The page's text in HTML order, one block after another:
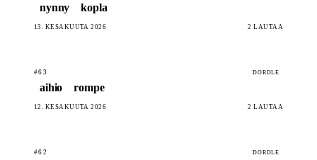
nynny kopla
13. KESÄKUUTA 2026 2 LAUTAA
#63 DORDLE
aihio rompe
12. KESÄKUUTA 2026 2 LAUTAA
#62 DORDLE